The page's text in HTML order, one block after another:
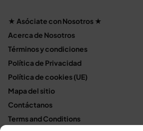
★ Asóciate con Nosotros ★
Acerca de Nosotros
Términos y condiciones
Política de Privacidad
Política de cookies (UE)
Mapa del sitio
Contáctanos
Terms and Conditions